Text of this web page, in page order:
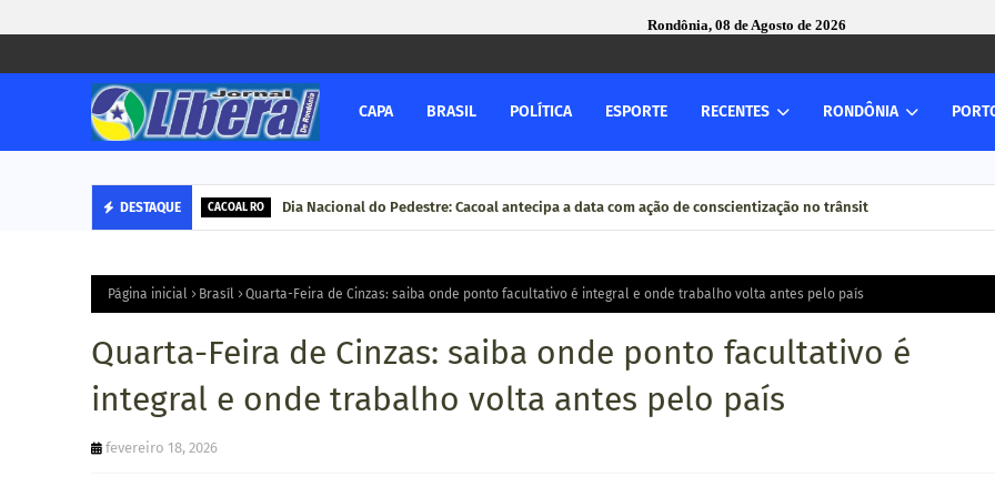
Rondônia, 08 de Agosto de 2026
CAPA BRASIL POLÍTICA ESPORTE RECENTES RONDÔNIA
DESTAQUE CACOAL RO Dia Nacional do Pedestre: Cacoal antecipa a data com ação de conscientização no trânsit
Página inicial Brasíl Quarta-Feira de Cinzas: saiba onde ponto facultativo é integral e onde trabalho volta antes pelo país
Quarta-Feira de Cinzas: saiba onde ponto facultativo é
integral e onde trabalho volta antes pelo país
fevereiro 18, 2026